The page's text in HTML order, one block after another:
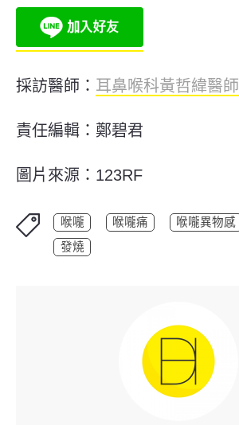
採訪醫師： 耳鼻喉科黃哲緯醫師
責任編輯：鄭碧君
圖片來源：123RF
喉嚨 喉嚨痛 喉嚨異物感
發燒